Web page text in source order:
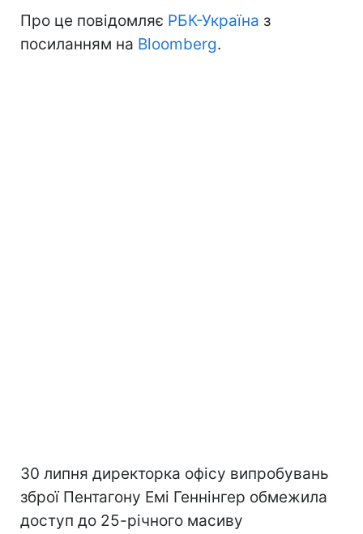
Про це повідомляє РБК-Україна з
посиланням на Bloomberg.
30 липня директорка офісу випробувань
зброї Пентагону Емі Геннінгер обмежила
доступ до 25-річного масиву